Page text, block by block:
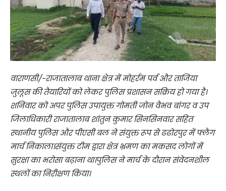
वाराणसी/-राजातालाब थाना क्षेत्र में मोहर्रम पर्व और ताजिया
जुलूस की तैयारियों को लेकर पुलिस प्रशासन सक्रिय हो गया है।
शनिवार को अपर पुलिस उपायुक्त गोमती जोन वैभव बांगर व उप
जिलाधिकारी राजातालाब शांतुन कुमार सिनसिनवार सहित
स्थानीय पुलिस और पीएसी बल ने संयुक्त रूप से ढढोरपुर में फ्लैग
मार्च निकाला।संयुक्त टीम द्वारा क्षेत्र भ्रमण का मकसद लोगों में
सुरक्षा का भरोसा बढ़ाना था।पुलिस ने मार्च के दौरान संवेदनशील
स्थलों का निरीक्षण किया।